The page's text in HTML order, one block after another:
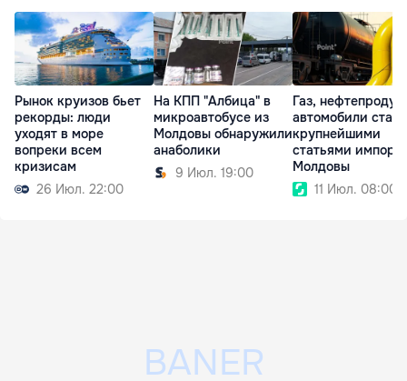
Рынок круизов бьет
рекорды: люди
уходят в море
вопреки всем
кризисам
26 Июл. 22:00
На КПП "Албица" в
микроавтобусе из
Молдовы обнаружили
анаболики
9 Июл. 19:00
Газ,
автомобили стали
крупнейшими
статьями
Молдовы
11 Июл. 08:00